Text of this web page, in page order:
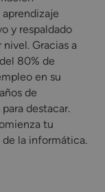
y respaldado
Gracias a
80% de
en su
de
destacar.
tu
la informática.